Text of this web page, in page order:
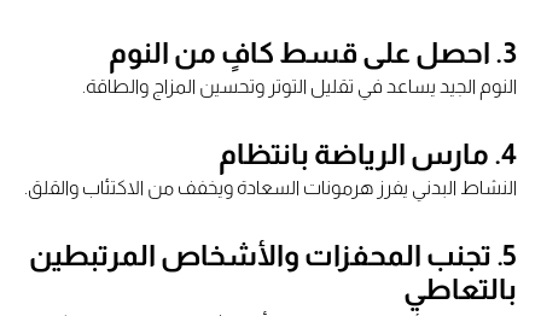
3. احصل على قسط كافٍ من النوم
النوم الجيد يساعد في تقليل التوتر وتحسين المزاج والطاقة.
4. مارس الرياضة بانتظام
النشاط البدني يفرز هرمونات السعادة ويخفف من الاكتئاب والقلق.
5. تجنب المحفزات والأشخاص المرتبطين
بالتعاطي